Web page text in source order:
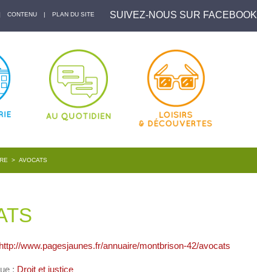
CONTENU | PLAN DU SITE SUIVEZ-NOUS SUR FACEBOOK
> AVOCATS
http://www.pagesjaunes.fr/annuaire/montbrison-42/avocats
: Droit et justice